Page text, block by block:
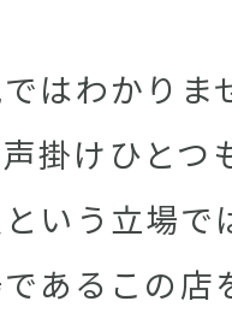
ではわかり
掛けひとつ
いう立場
あるこの店